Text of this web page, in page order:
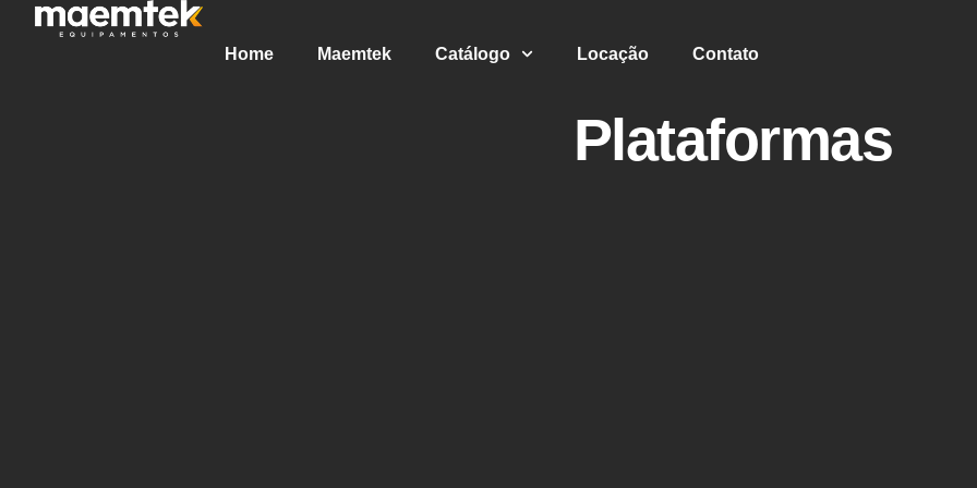
Home Maemtek Catálogo Locação Contato
Plataformas